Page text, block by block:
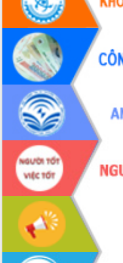
Hội thảo khoa học “Giải pháp thúc đẩy
phát triển nền kinh tế xanh tại tỉnh
Đắk Lắk”
Tăng cường giám sát, đôn đốc thực
hiện nhiệm vụ quản lý tài sản công
hàng tuần
Tháo gỡ những vướng mắc, đẩy mạnh
công tác cải cách thủ tục hành chính
tại Trung tâm Phục vụ hành chính
công tỉnh
Đắk Lắk: Tôn vinh 46 giải pháp tại Hội
thi Sáng tạo Kỹ thuật 2024 - 2025
Đắk Lắk rà soát, điều chỉnh Đề án 190
về phát triển nuôi trồng thủy sản
Phó Chủ tịch UBND tỉnh Đắk Lắk
Trương Công Thái kiểm tra thực địa
Dự án cao tốc Khánh Hòa - Buôn Ma
Thuột
Định vị cà phê Việt Nam như một “di
sản sống” trong dòng chảy toàn cầu